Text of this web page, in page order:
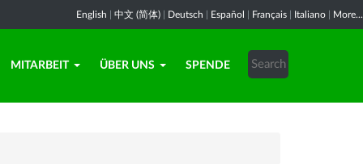
English 中文 (简体) Deutsch Español Français Italiano More...
MITARBEIT ÜBER UNS SPENDE